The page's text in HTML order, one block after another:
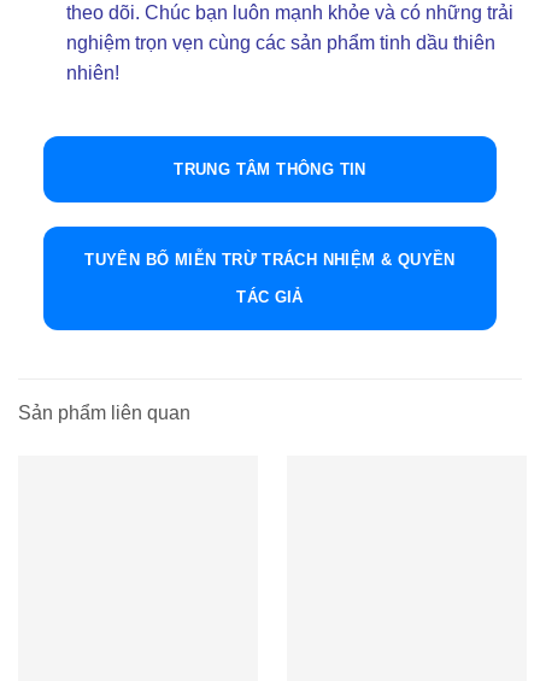
theo dõi. Chúc bạn luôn mạnh khỏe và có những trải
nghiệm trọn vẹn cùng các sản phẩm tinh dầu thiên
nhiên!
TRUNG TÂM THÔNG TIN
TUYÊN BỐ MIỄN TRỪ TRÁCH NHIỆM & QUYỀN
TÁC GIẢ
Sản phẩm liên quan